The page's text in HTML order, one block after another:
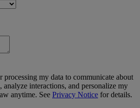
processing my data to communicate about
analyze interactions, and personalize my
anytime. See Privacy Notice for details.